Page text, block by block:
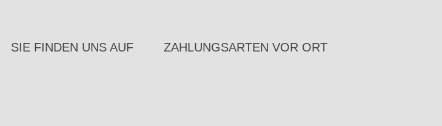
SIE FINDEN UNS AUF ZAHLUNGSARTEN VOR ORT